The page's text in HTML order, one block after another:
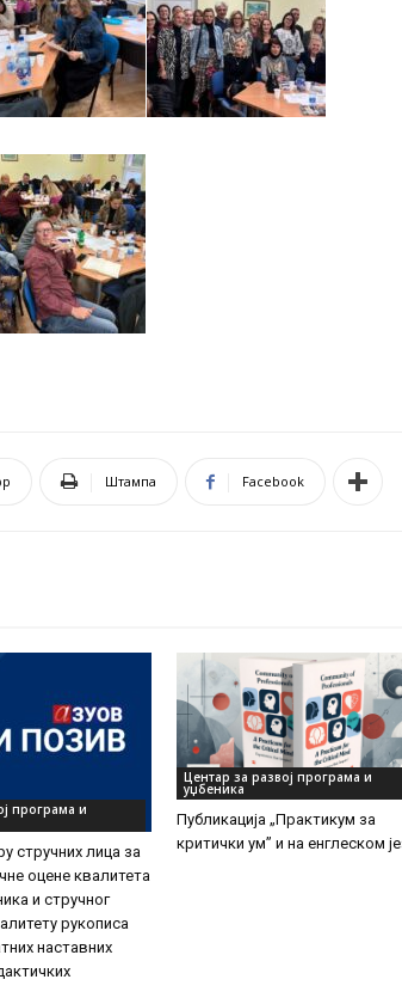
Штампа Facebook
програма и
стручних лица за
оцене квалитета
и стручног
рукописа
наставних
Центар за развој програма и
уџбеника
Публикација „Практикум за
критички ум” и на енглеском